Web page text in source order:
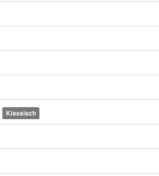
Klassisch